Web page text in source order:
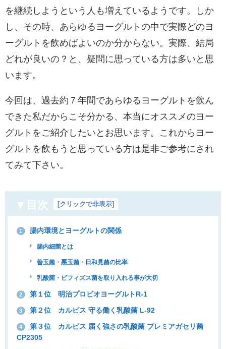
を継続しようという人も増えているようです。しか
し、その時、あらゆるヨーグルトの中で実際どのヨ
ーグルトを飲めばよいのか分からない。実際、結局
どれが良いの？と、疑問に思っている方は多いと思
います。
今回は、過去約７年間であらゆるヨーグルトを飲ん
できた私だからこそ分かる、本当にオススメのヨー
グルトをご紹介したいとお思います。これからヨー
グルトを飲もうと思っている方は是非ご参考にされ
てみて下さい。
▼目次 [クリックで非表示]
1 腸内環境とヨーグルトの関係
腸内細菌とは
善玉菌・悪玉菌・日和見菌の比率
乳酸菌・ビフィズス菌を取り入れる事が大切
2 第１位 明治プロビオヨーグルトR-1
3 第２位 カルピス 守る働く乳酸菌 L-92
4
第３位 カルピス 届く強さの乳酸菌 プレミアガセリ菌
CP2305